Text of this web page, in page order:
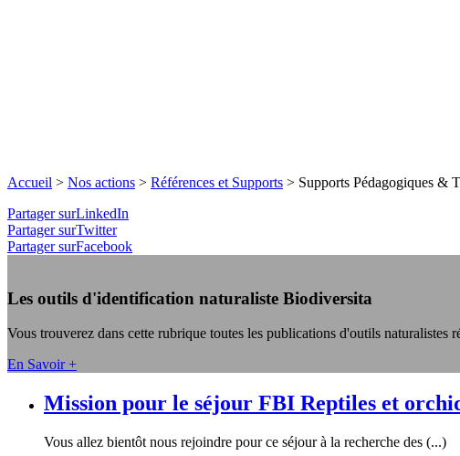
Accueil > Nos actions > Références et Supports > Supports Pédagogiques &
Partager surLinkedIn
Partager surTwitter
Partager surFacebook
Les outils d'identification naturaliste Biodiversita
Vous trouverez dans cette rubrique toutes les publications d'outils
En Savoir +
Mission pour le séjour FBI Reptiles et
Vous allez bientôt nous rejoindre pour ce séjour à la recherche des (...)